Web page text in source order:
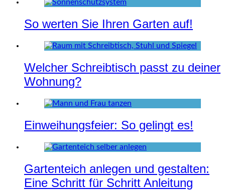
So werten Sie Ihren Garten auf!
Welcher Schreibtisch passt zu deiner
Wohnung?
Einweihungsfeier: So gelingt es!
Gartenteich anlegen und gestalten:
Eine Schritt für Schritt Anleitung